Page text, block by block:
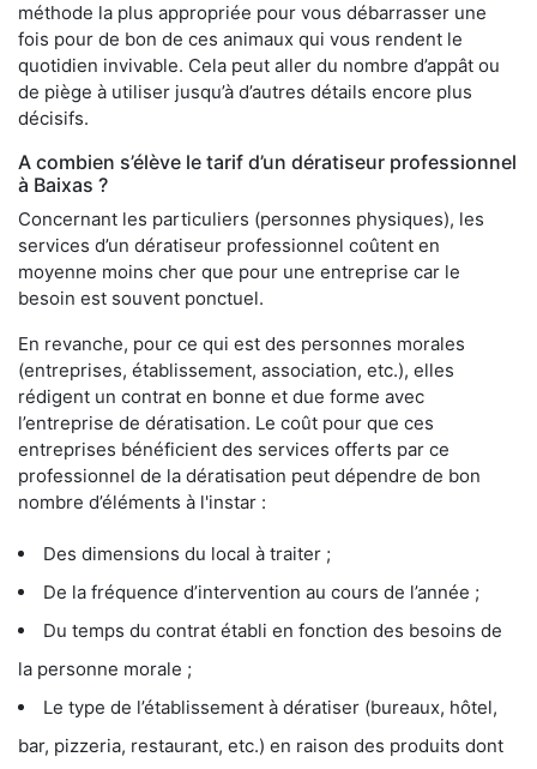
méthode la plus appropriée pour vous débarrasser une
fois pour de bon de ces animaux qui vous rendent le
quotidien invivable. Cela peut aller du nombre d’appât ou
de piège à utiliser jusqu’à d’autres détails encore plus
décisifs.
A combien s’élève le tarif d’un dératiseur professionnel
à Baixas ?
Concernant les particuliers (personnes physiques), les
services d’un dératiseur professionnel coûtent en
moyenne moins cher que pour une entreprise car le
besoin est souvent ponctuel.
En revanche, pour ce qui est des personnes morales
(entreprises, établissement, association, etc.), elles
rédigent un contrat en bonne et due forme avec
l’entreprise de dératisation. Le coût pour que ces
entreprises bénéficient des services offerts par ce
professionnel de la dératisation peut dépendre de bon
nombre d’éléments à l'instar :
Des dimensions du local à traiter ;
De la fréquence d’intervention au cours de l’année ;
Du temps du contrat établi en fonction des besoins de
la personne morale ;
Le type de l’établissement à dératiser (bureaux, hôtel,
bar, pizzeria, restaurant, etc.) en raison des produits dont